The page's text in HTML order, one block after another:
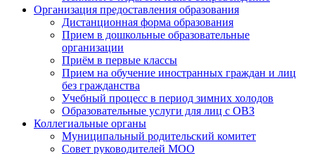
Организация предоставления образования
Дистанционная форма образования
Прием в дошкольные образовательные
организации
Приём в первые классы
Прием на обучение иностранных граждан и лиц
без гражданства
Учебный процесс в период зимних холодов
Образовательные услуги для лиц с ОВЗ
Коллегиальные органы
Муниципальный родительский комитет
Совет руководителей МОО